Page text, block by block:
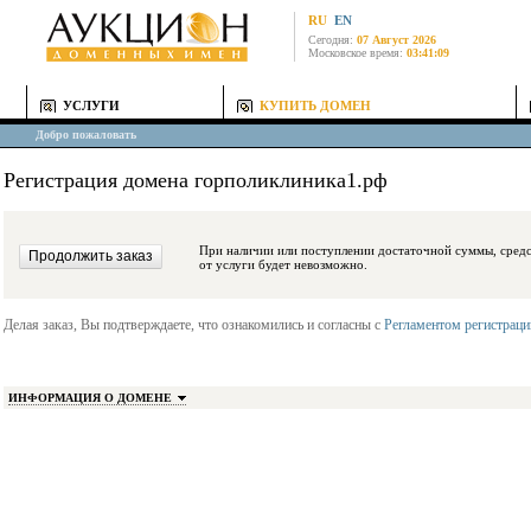
RU EN
Сегодня: 07 Август 2026
Московское время: 03:41:09
УСЛУГИ КУПИТЬ ДОМЕН
Добро пожаловать
Регистрация домена горполиклиника1.рф
При наличии или поступлении достаточной суммы, средства будут
от услуги будет невозможно.
Делая заказ, Вы подтверждаете, что ознакомились и согласны с Регламентом
ИНФОРМАЦИЯ О ДОМЕНЕ